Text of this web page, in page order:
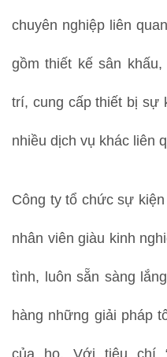
chuyên nghiệp liên
gồm thiết kế sân
trí, cung cấp thiết bị sự
nhiều dịch vụ khác liên
Công ty tổ chức sự
nhân viên giàu kinh
tình, luôn sẵn sàng
hàng những giải pháp
của họ. Với tiêu chí